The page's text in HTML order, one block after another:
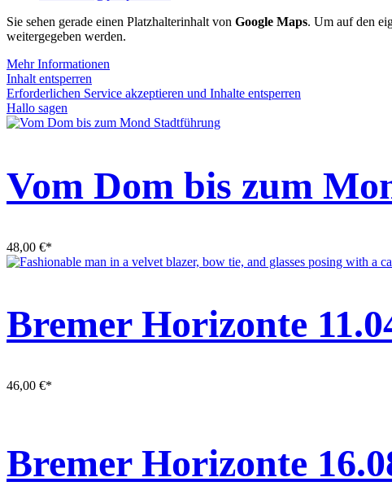
Sie sehen gerade einen Platzhalterinhalt von Google Maps. Um auf den
weitergegeben werden.
Mehr Informationen
Inhalt entsperren
Erforderlichen Service akzeptieren und Inhalte entsperren
Hallo sagen
Vom Dom bis zum
48,00 €*
Bremer Horizonte
46,00 €*
Bremer Horizonte